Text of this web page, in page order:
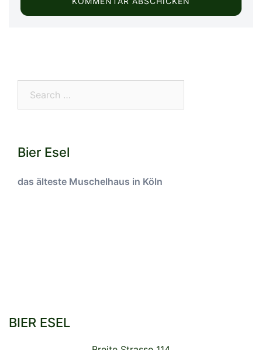
Bier Esel
das älteste Muschelhaus in Köln
BIER ESEL